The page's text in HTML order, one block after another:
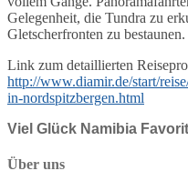
Gelegenheit, die Tundra zu
Gletscherfronten zu bestaunen.
Link zum detaillierten
http://www.diamir.de/start/
in-nordspitzbergen.html
Viel Glück Namibia
Über uns